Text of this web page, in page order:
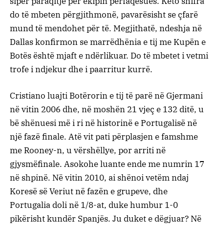
do të mbeten përgjithmonë, pavarësisht se çfarë
mund të mendohet për të. Megjithatë, ndeshja në
Dallas konfirmon se marrëdhënia e tij me Kupën e
Botës është mjaft e ndërlikuar. Do të mbetet i vetmi
trofe i ndjekur dhe i paarritur kurrë.
Cristiano luajti Botërorin e tij të parë në Gjermani
në vitin 2006 dhe, në moshën 21 vjeç e 132 ditë, u
bë shënuesi më i ri në historinë e Portugalisë në
një fazë finale. Atë vit pati përplasjen e famshme
me Rooney-n, u vërshëllye, por arriti në
gjysmëfinale. Asokohe luante ende me numrin 17
në shpinë. Në vitin 2010, ai shënoi vetëm ndaj
Koresë së Veriut në fazën e grupeve, dhe
Portugalia doli në 1/8-at, duke humbur 1-0
pikërisht kundër Spanjës. Ju duket e dëgjuar? Në